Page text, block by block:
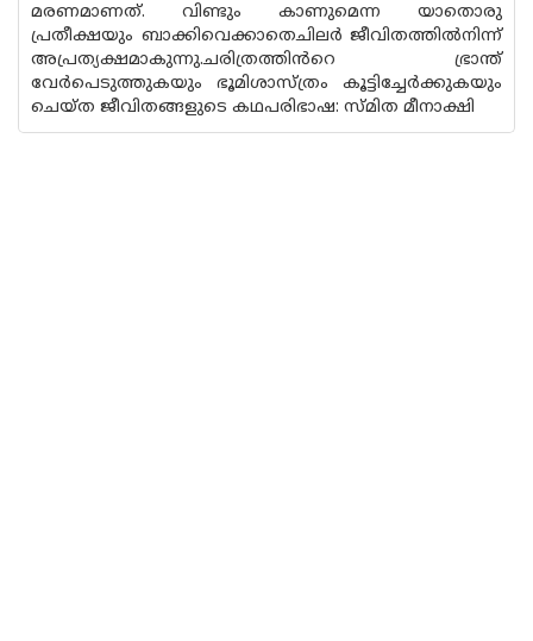
മരണമാണത്. വിണ്ടും കാണുമെന്ന യാതൊരു
പ്രതീക്ഷയും ബാക്കിവെക്കാതെചിലർ ജീവിതത്തിൽനിന്ന്
അപ്രത്യക്ഷമാകുന്നു.ചരിത്രത്തിൻറെ ഭ്രാന്ത്
വേർപെടുത്തുകയും ഭൂമിശാസ്ത്രം കൂട്ടിച്ചേർക്കുകയും
ചെയ്ത ജീവിതങ്ങളുടെ കഥപരിഭാഷ: സ്മിത മീനാക്ഷി